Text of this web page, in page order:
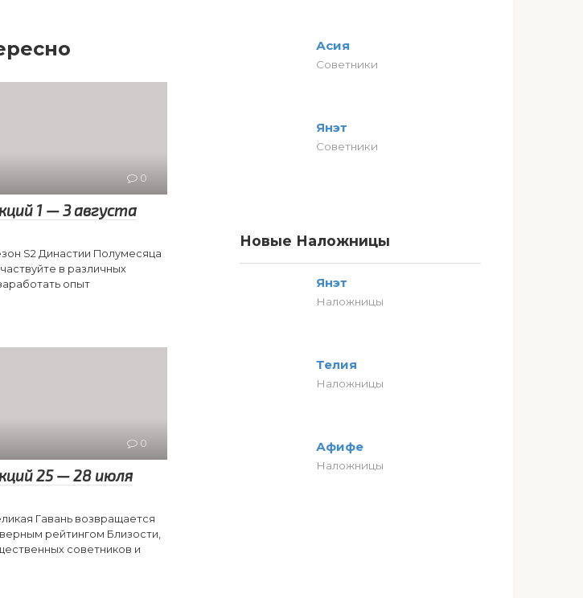
0
1 — 3 августа
S2 Династии Полумесяца
в различных
опыт
0
25 — 28 июля
Гавань возвращается
рейтингом Близости,
советников и
Асия
Советники
Янэт
Советники
Новые Наложницы
Янэт
Наложницы
Телия
Наложницы
Афифе
Наложницы